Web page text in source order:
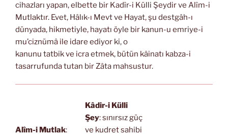
cihazları yapan, elbette bir Kadîr-i Külli Şeydir ve Alîm-i
Mutlaktır. Evet, Hâlık-ı Mevt ve Hayat, şu destgâh-ı
dünyada, hikmetiyle, hayatı öyle bir kanun-u emriye-i
mu’ciznümâ ile idare ediyor ki, o
kanunu tatbik ve icra etmek, bütün kâinatı kabza-i
tasarrufunda tutan bir Zâta mahsustur.
Alîm-i Mutlak:
Kâdir-i Külli
Şey: sınırsız güç
ve kudret sahibi